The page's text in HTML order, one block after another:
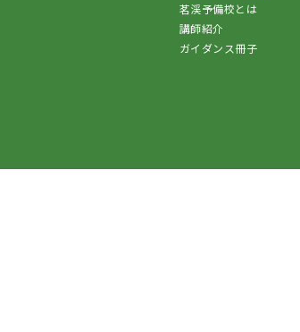
茗渓予備校とは
講師紹介
ガイダンス冊子